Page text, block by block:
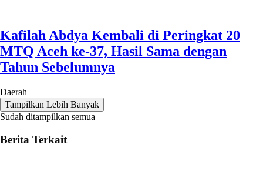
Kafilah Abdya Kembali di Peringkat 20
MTQ Aceh ke-37, Hasil Sama dengan
Tahun Sebelumnya
Daerah
Tampilkan Lebih Banyak
Sudah ditampilkan semua
Berita Terkait